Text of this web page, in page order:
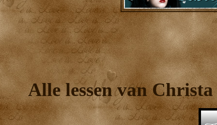
Alle lessen van